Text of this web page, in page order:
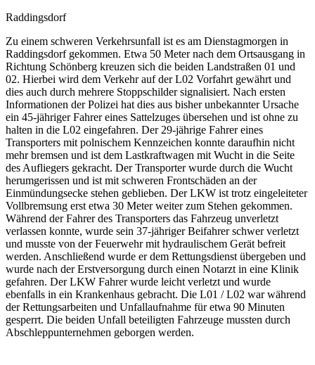
Raddingsdorf
Zu einem schweren Verkehrsunfall ist es am Dienstagmorgen in
Raddingsdorf gekommen. Etwa 50 Meter nach dem Ortsausgang in
Richtung Schönberg kreuzen sich die beiden Landstraßen 01 und
02. Hierbei wird dem Verkehr auf der L02 Vorfahrt gewährt und
dies auch durch mehrere Stoppschilder signalisiert. Nach ersten
Informationen der Polizei hat dies aus bisher unbekannter Ursache
ein 45-jähriger Fahrer eines Sattelzuges übersehen und ist ohne zu
halten in die L02 eingefahren. Der 29-jährige Fahrer eines
Transporters mit polnischem Kennzeichen konnte daraufhin nicht
mehr bremsen und ist dem Lastkraftwagen mit Wucht in die Seite
des Aufliegers gekracht. Der Transporter wurde durch die Wucht
herumgerissen und ist mit schweren Frontschäden an der
Einmündungsecke stehen geblieben. Der LKW ist trotz eingeleiteter
Vollbremsung erst etwa 30 Meter weiter zum Stehen gekommen.
Während der Fahrer des Transporters das Fahrzeug unverletzt
verlassen konnte, wurde sein 37-jähriger Beifahrer schwer verletzt
und musste von der Feuerwehr mit hydraulischem Gerät befreit
werden. Anschließend wurde er dem Rettungsdienst übergeben und
wurde nach der Erstversorgung durch einen Notarzt in eine Klinik
gefahren. Der LKW Fahrer wurde leicht verletzt und wurde
ebenfalls in ein Krankenhaus gebracht. Die L01 / L02 war während
der Rettungsarbeiten und Unfallaufnahme für etwa 90 Minuten
gesperrt. Die beiden Unfall beteiligten Fahrzeuge mussten durch
Abschleppunternehmen geborgen werden.